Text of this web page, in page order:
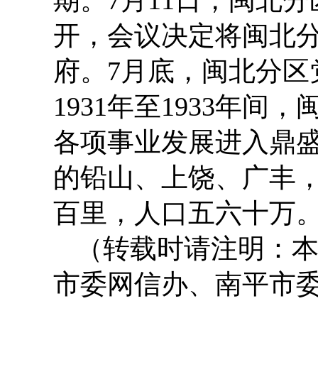
开，会议决定将闽北
府。7月底，闽北分
1931年至1933年间，
各项事业发展进入鼎
的铅山、上饶、广丰
百里，人口五六十万
（转载时请注明：
市委网信办、南平市